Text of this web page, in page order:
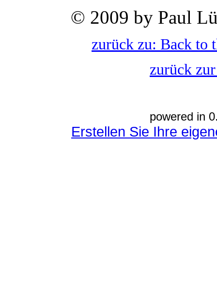
© 2009 by Paul
zurück zu: Back to
zurück
powered in
Erstellen Sie Ihre